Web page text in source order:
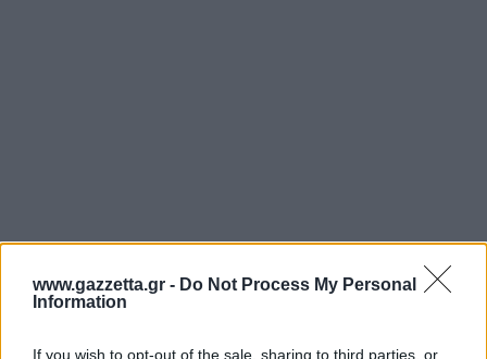
www.gazzetta.gr - Do Not Process My Personal
Information
If you wish to opt-out of the sale, sharing to third parties, or